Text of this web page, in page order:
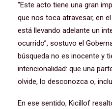
“Este acto tiene una gran
que nos toca atravesar, en
está llevando adelante un
ocurrido”, sostuvo el
búsqueda no es inocente y
intencionalidad: que una
olvide, lo desconozca o,
En ese sentido, Kicillof